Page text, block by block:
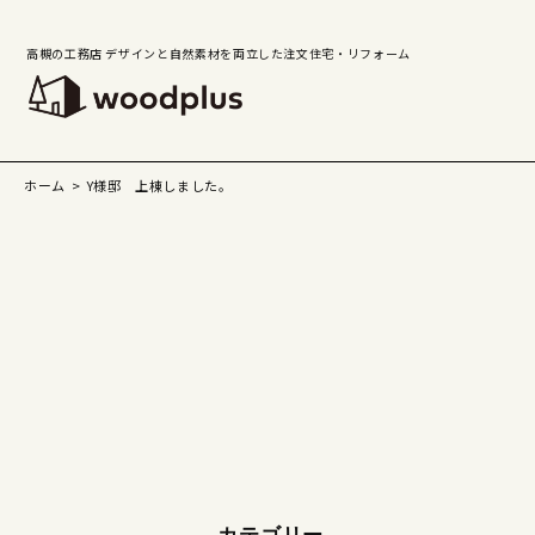
高槻の工務店 デザインと自然素材を両立した注文住宅・リフォーム
ホーム Y様邸 上棟しました。